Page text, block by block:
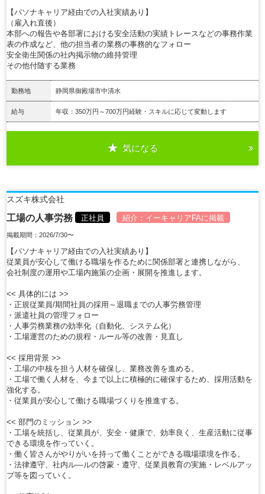
【パソナキャリア経由での入社実績あり】
（雇入れ直後）
本部への報告や各部署における安全活動の実績トレースなどの事務作業
表の作成など、他の担当者の業務の事務的なフォロー
安全衛生関係の社内掲示物の維持管理
その他付随する業務
勤務地 静岡県御殿場市中清水
給与 年収：350万円～700万円経験・スキルに応じて変動します
気になる
スズキ株式会社
工場の人事労務 正社員 紹介： イーキャリアFAに掲載
掲載期間：2026/7/30〜
【パソナキャリア経由での入社実績あり】
従業員が安心して働ける職場を作るために関係部署と連携しながら、
会社制度の運用や工場内施策の企画・展開を推進します。
<< 具体的には >>
・正規従業員/期間社員の採用～退職までの人事労務管理
・派遣社員の管理フォロー
・人事労務業務の効率化（自動化、システム化）
・工場運営のための規程・ルール等の改善・見直し
<< 採用背景 >>
・工場の中核を担う人材を確保し、業務改善を進める。
・工場で働く人材を、今まで以上に積極的に確保するため、採用活動を
強化する。
・従業員が安心して働ける職場づくりを推進する。
<< 部門のミッション >>
・工場を統括し、従業員が、安全・健康で、効率良く、生産活動に従事
できる環境を作っていく。
・働く皆さんがやりがいを持って働くことができる職場環境を作る。
・法律遵守、社内ル―ルの啓蒙・遵守、従業員教育の実施・レベルアッ
プ等を図っていく。